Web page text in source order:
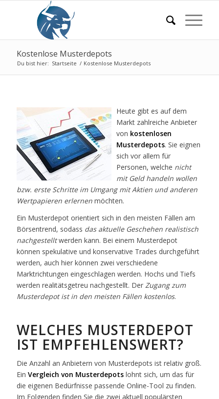
Kostenlose Musterdepots
Du bist hier: Startseite / Kostenlose Musterdepots
Heute gibt es auf dem
Markt zahlreiche Anbieter
von kostenlosen
Musterdepots. Sie eignen
sich vor allem für
Personen, welche nicht
mit Geld handeln wollen
bzw. erste Schritte im Umgang mit Aktien und anderen
Wertpapieren erlernenmöchten.
Ein Musterdepot orientiert sich in den meisten Fällen am
Börsentrend, sodass das aktuelle Geschehen realistisch
nachgestelltwerden kann. Bei einem Musterdepot
können spekulative und konservative Trades durchgeführt
werden, auch hier können zwei verschiedene
Marktrichtungen eingeschlagen werden. Hochs und Tiefs
werden realitätsgetreu nachgestellt. Der Zugang zum
Musterdepot ist in den meisten Fällen kostenlos.
WELCHES MUSTERDEPOT
IST EMPFEHLENSWERT?
Die Anzahl an Anbietern von Musterdepots ist relativ groß.
Ein Vergleich von Musterdepotslohnt sich, um das für
die eigenen Bedürfnisse passende Online-Tool zu finden.
Im Folgenden finden Sie die zwei aktuell populärsten